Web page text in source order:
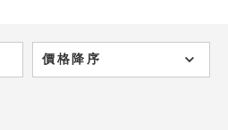
價格降序